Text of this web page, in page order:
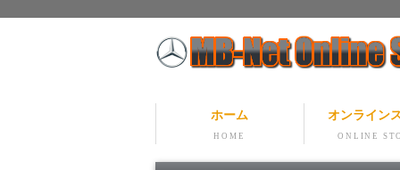
ホーム
HOME
オンライン
ONLINE